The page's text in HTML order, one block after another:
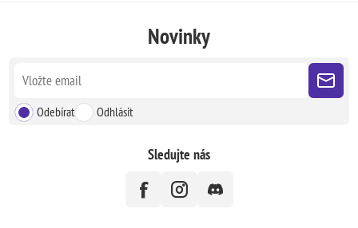
Novinky
Odebírat Odhlásit
Sledujte nás